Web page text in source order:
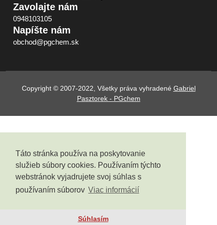
Táto stránka používa na poskytovanie
služieb súbory cookies. Používaním týchto
webstránok vyjadrujete svoj súhlas s
používaním súborov Viac informácií
Súhlasím
Zavolajte nám
0948103105
Napíšte nám
obchod@pgchem.sk
Copyright © 2007-2022, Všetky práva vyhradené Gabriel
Pasztorek - PGchem